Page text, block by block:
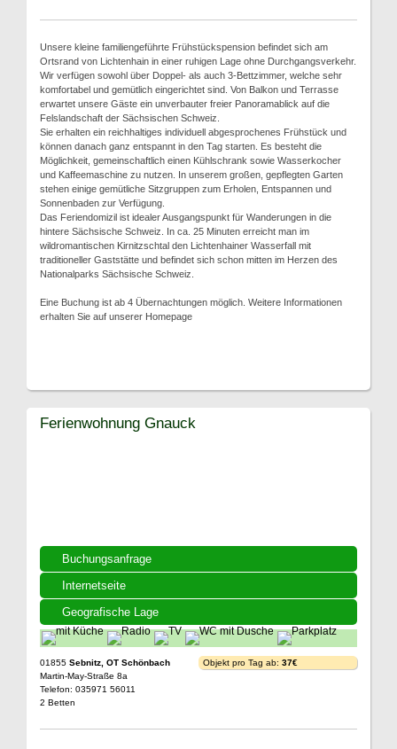
Unsere kleine familiengeführte Frühstückspension befindet sich am
Ortsrand von Lichtenhain in einer ruhigen Lage ohne Durchgangsverkehr.
Wir verfügen sowohl über Doppel- als auch 3-Bettzimmer, welche sehr
komfortabel und gemütlich eingerichtet sind. Von Balkon und Terrasse
erwartet unsere Gäste ein unverbauter freier Panoramablick auf die
Felslandschaft der Sächsischen Schweiz.
Sie erhalten ein reichhaltiges individuell abgesprochenes Frühstück und
können danach ganz entspannt in den Tag starten. Es besteht die
Möglichkeit, gemeinschaftlich einen Kühlschrank sowie Wasserkocher
und Kaffeemaschine zu nutzen. In unserem großen, gepflegten Garten
stehen einige gemütliche Sitzgruppen zum Erholen, Entspannen und
Sonnenbaden zur Verfügung.
Das Feriendomizil ist idealer Ausgangspunkt für Wanderungen in die
hintere Sächsische Schweiz. In ca. 25 Minuten erreicht man im
wildromantischen Kirnitzschtal den Lichtenhainer Wasserfall mit
traditioneller Gaststätte und befindet sich schon mitten im Herzen des
Nationalparks Sächsische Schweiz.
Eine Buchung ist ab 4 Übernachtungen möglich. Weitere Informationen
erhalten Sie auf unserer Homepage
Buchungsanfrage
Internetseite
Geografische Lage
Ferienwohnung Gnauck
01855 Sebnitz, OT Schönbach
Martin-May-Straße 8a
Telefon: 035971 56011
2 Betten
Objekt pro Tag ab: 37€